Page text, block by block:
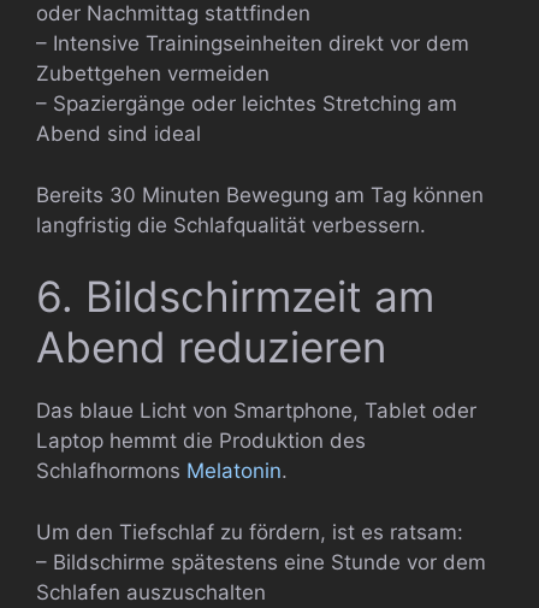
oder Nachmittag stattfinden
– Intensive Trainingseinheiten direkt vor dem
Zubettgehen vermeiden
– Spaziergänge oder leichtes Stretching am
Abend sind ideal
Bereits 30 Minuten Bewegung am Tag können
langfristig die Schlafqualität verbessern.
6. Bildschirmzeit am
Abend reduzieren
Das blaue Licht von Smartphone, Tablet oder
Laptop hemmt die Produktion des
Schlafhormons Melatonin.
Um den Tiefschlaf zu fördern, ist es ratsam:
– Bildschirme spätestens eine Stunde vor dem
Schlafen auszuschalten